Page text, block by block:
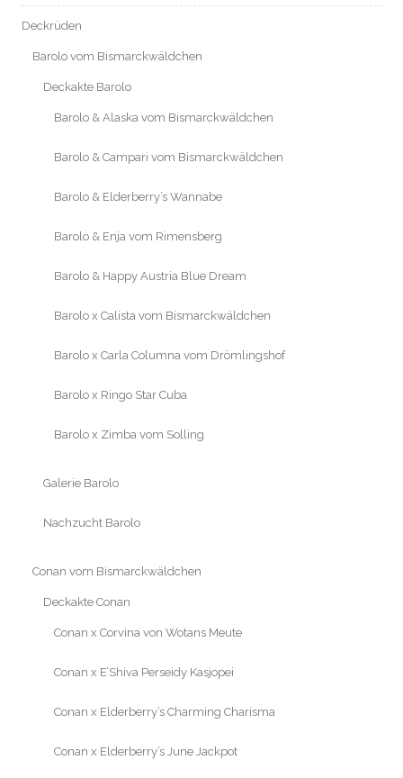
Deckrüden
Barolo vom Bismarckwäldchen
Deckakte Barolo
Barolo & Alaska vom Bismarckwäldchen
Barolo & Campari vom Bismarckwäldchen
Barolo & Elderberry’s Wannabe
Barolo & Enja vom Rimensberg
Barolo & Happy Austria Blue Dream
Barolo x Calista vom Bismarckwäldchen
Barolo x Carla Columna vom Drömlingshof
Barolo x Ringo Star Cuba
Barolo x Zimba vom Solling
Galerie Barolo
Nachzucht Barolo
Conan vom Bismarckwäldchen
Deckakte Conan
Conan x Corvina von Wotans Meute
Conan x E’Shiva Perseidy Kasjopei
Conan x Elderberry’s Charming Charisma
Conan x Elderberry’s June Jackpot